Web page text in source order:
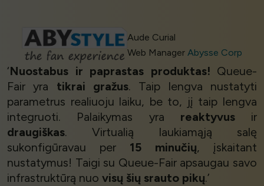
Aude Curial
Web ManagerAbysse Corp
‘Nuostabus ir paprastas produktas! Queue-
Fair yra tikrai gražus. Taip lengva nustatyti
parametrus realiuoju laiku, be to, jį taip lengva
integruoti. Palaikymas yra reaktyvusir
draugiškas. Virtualią laukiamąją salę
sukonfigūravau per 15 minučių, įskaitant
nustatymus! Taigi su Queue-Fair apsaugau savo
infrastruktūrą nuo visų šių srauto pikų.’